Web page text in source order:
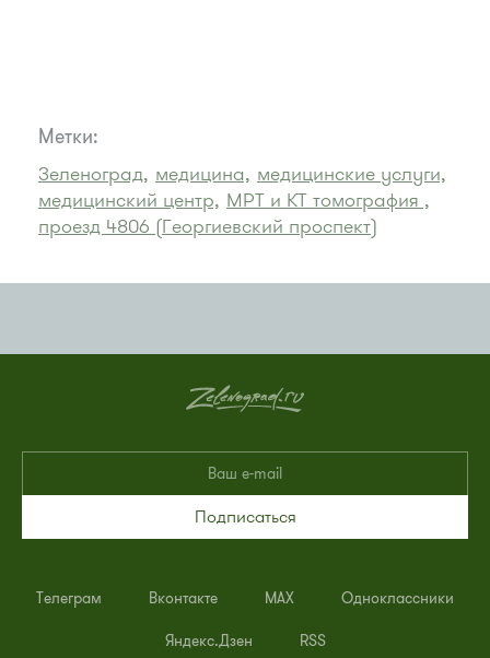
Метки:
Зеленоград, медицина, медицинские услуги,
медицинский центр, МРТ и КТ томография ,
проезд 4806 (Георгиевский проспект)
Подписаться
Телеграм Вконтакте MAX Одноклассники
Яндекс.Дзен RSS